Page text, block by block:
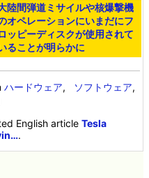
陸間弾道ミサイルや核爆撃機
オペレーションにいまだにフ
ッピーディスクが使用されて
ることが明らかに
ハードウェア, ソフトウェア,
English articleTesla
.